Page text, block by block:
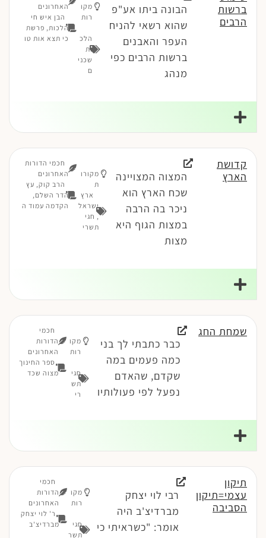
ברשות
הרבים
הבונה ביתו אע"פ
שהוא רשאי להניח
העפר והאבנים
ברשות הרבים כפי
מנהג
מקו
רות
הלכ
ות
שכני
ם
האחרונים
הבן איש חי
הלכות, פרשת
כי תצא אות טו
קדושת
הארץ
המצוה המצויינה
שכח הארץ הוא
ניכר בה הרבה
במצות הגוף היא
מצות
מקורו
ת
ארץ
ישראל
, חגי
תשרי
חכמי הדורות
האחרונים
הרב קוק, עץ
הדר השלם,
הקדמה עמוד ה
שמחת החג
כבר כתבתי לך בני
כמה פעמים במה
שקדם, שהאדם
נפעל לפי פעולותיו
מקו
רות
חגי
תש
רי
חכמי
הדורות
האחרונים
ספר החינוך
מצוה שכד
תיקון
עצמי=תיקון
הסביבה
רבי לוי יצחק
מברדיצ'ב היה
אומר: "כשראיתי כי
מקו
רות
חגי
תשר
חכמי
הדורות
האחרונים
ר' לוי יצחק
מברדיצ'ב